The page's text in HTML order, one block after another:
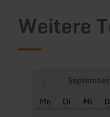
Weitere
Mo Di Mi